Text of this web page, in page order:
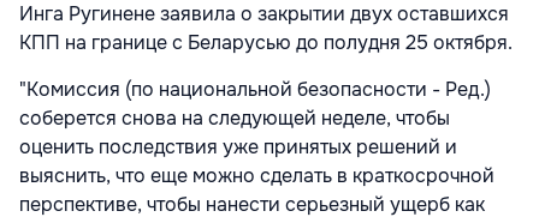
Инга Ругинене заявила о закрытии двух оставшихся
КПП на границе с Беларусью до полудня 25 октября.
"Комиссия (по национальной безопасности - Ред.)
соберется снова на следующей неделе, чтобы
оценить последствия уже принятых решений и
выяснить, что еще можно сделать в краткосрочной
перспективе, чтобы нанести серьезный ущерб как